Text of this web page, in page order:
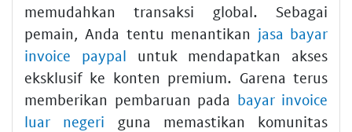
memudahkan transaksi global. Sebagai
pemain, Anda tentu menantikan jasa bayar
invoice paypal untuk mendapatkan akses
eksklusif ke konten premium. Garena terus
memberikan pembaruan pada bayar invoice
luar negeri guna memastikan komunitas